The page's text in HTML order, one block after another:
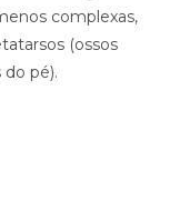
complexas,
(ossos
pé).